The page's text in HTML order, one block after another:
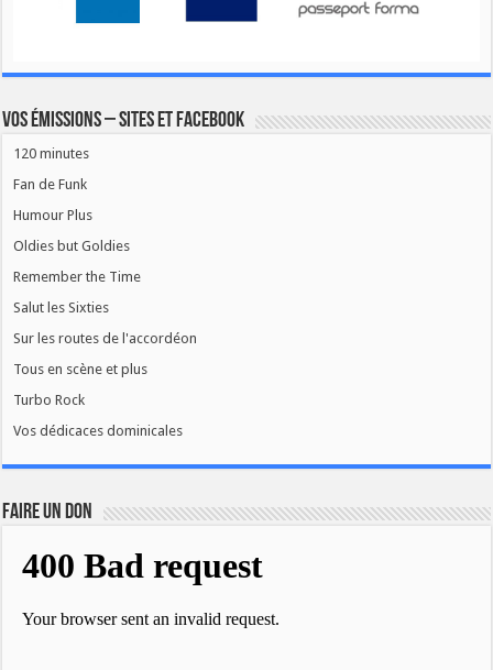
Vos émissions – Sites et Facebook
120 minutes
Fan de Funk
Humour Plus
Oldies but Goldies
Remember the Time
Salut les Sixties
Sur les routes de l'accordéon
Tous en scène et plus
Turbo Rock
Vos dédicaces dominicales
FAIRE UN DON